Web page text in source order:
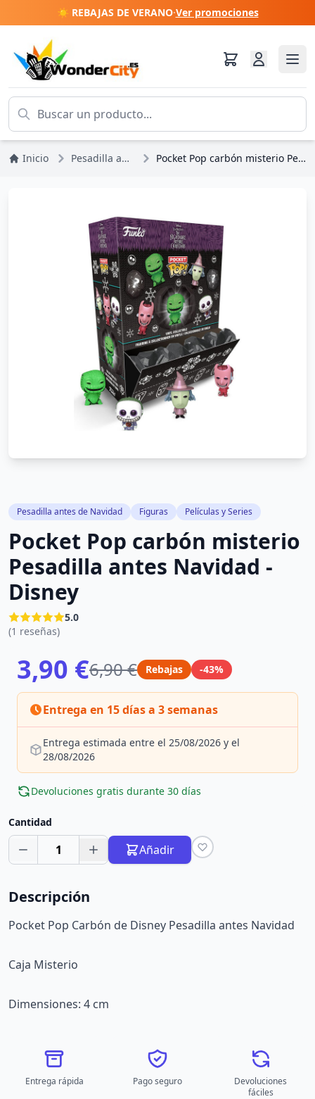
☀️ REBAJAS DE VERANO·Ver promociones
Inicio Pesadilla antes de Navidad Pocket Pop carbón misterio Pesadilla antes Navidad - Disney
Pesadilla antes de Navidad Figuras Películas y Series
Pocket Pop carbón misterio
Pesadilla antes Navidad -
Disney
5.0
(1 reseñas)
3,90 €6,90 € Rebajas -43%
Entrega en 15 días a 3 semanas
Entrega estimada entre el 25/08/2026 y el
28/08/2026
Devoluciones gratis durante 30 días
Cantidad
1 Añadir
Descripción
Pocket Pop Carbón de Disney Pesadilla antes Navidad
Caja Misterio
Dimensiones: 4 cm
Entrega rápida Pago seguro
Devoluciones
fáciles